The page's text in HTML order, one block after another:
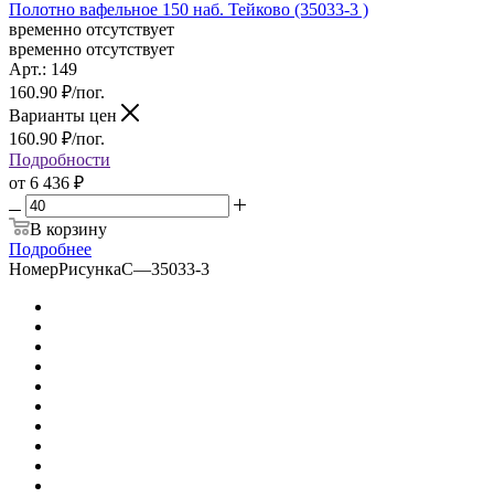
Полотно вафельное 150 наб. Тейково (35033-3 )
временно отсутствует
временно отсутствует
Арт.: 149
160.90 ₽/пог.
Варианты цен
160.90 ₽/пог.
Подробности
от 6 436 ₽
В корзину
Подробнее
НомерРисункаС—35033-3